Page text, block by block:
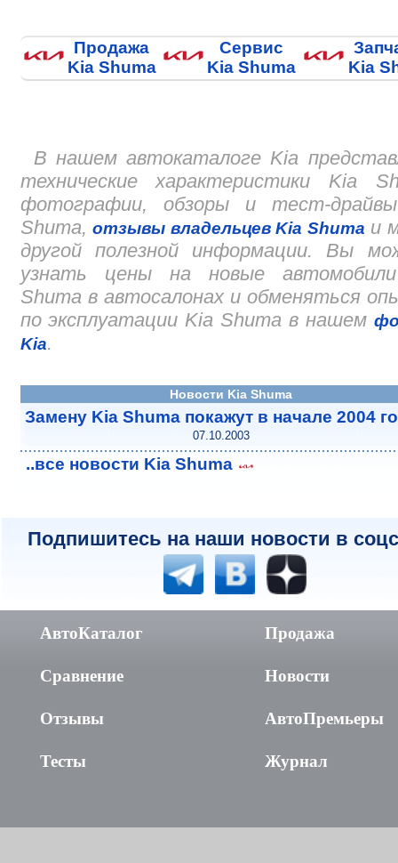
Продажа
Kia Shuma
Сервис
Kia Shuma
Kia
В нашем автокаталоге Kia
технические характеристики Kia
фотографии, обзоры и тест-
Shuma, отзывы владельцев Kia Shuma и
другой полезной информации. Вы
узнать цены на новые
Shuma в автосалонах и обменяться
по эксплуатации Kia Shuma в нашем
Kia.
Новости Kia Shuma
Замену Kia Shuma покажут в начале 2004
07.10.2003
..все новости Kia Shuma
Подпишитесь на наши новости в
АвтоКаталог
Сравнение
Отзывы
Тесты
Продажа
Новости
АвтоПремьеры
Журнал